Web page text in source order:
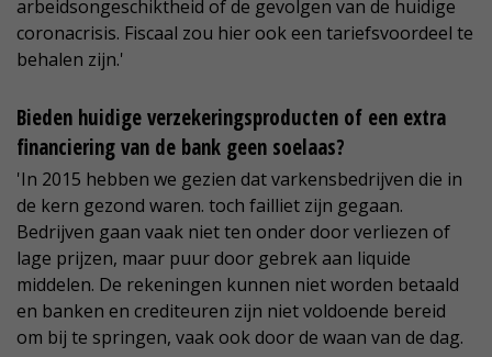
arbeidsongeschiktheid of de gevolgen van de huidige
coronacrisis. Fiscaal zou hier ook een tariefsvoordeel te
behalen zijn.'
Bieden huidige verzekeringsproducten of een extra
financiering van de bank geen soelaas?
'In 2015 hebben we gezien dat varkensbedrijven die in
de kern gezond waren. toch failliet zijn gegaan.
Bedrijven gaan vaak niet ten onder door verliezen of
lage prijzen, maar puur door gebrek aan liquide
middelen. De rekeningen kunnen niet worden betaald
en banken en crediteuren zijn niet voldoende bereid
om bij te springen, vaak ook door de waan van de dag.